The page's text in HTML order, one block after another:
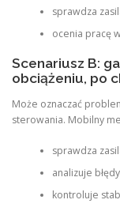
sprawdza
ocenia pracę
Scenariusz B:
obciążeniu, po
Może oznaczać
sterowania. Mobilny
sprawdza
analizuje
kontroluje